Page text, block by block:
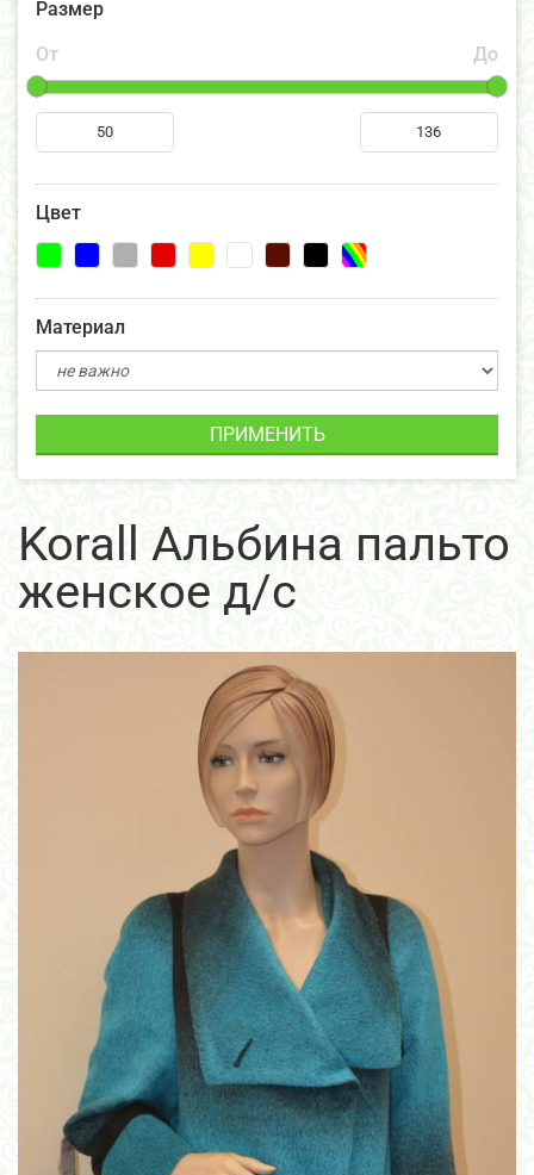
Размер
От
До
Цвет
Материал
ПРИМЕНИТЬ
Korall Альбина пальто
женское д/с